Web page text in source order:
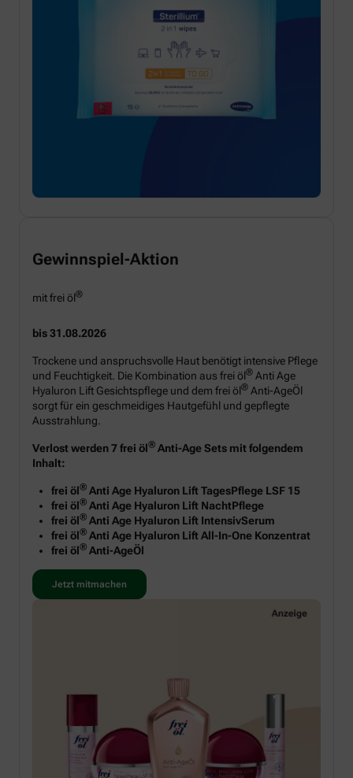
Gewinnspiel-Aktion
mit frei öl®
bis 31.08.2026
Trockene und anspruchsvolle Haut benötigt intensive Pflege
und Feuchtigkeit. Die Kombination aus frei öl® Anti Age
Hyaluron Lift Gesichtspflege und dem frei öl® Anti-AgeÖl
sorgt für ein geschmeidiges Hautgefühl und gepflegte
Ausstrahlung.
Verlost werden 7 frei öl® Anti-Age Sets mit folgendem
Inhalt:
frei öl® Anti Age Hyaluron Lift TagesPflege LSF 15
frei öl® Anti Age Hyaluron Lift NachtPflege
frei öl® Anti Age Hyaluron Lift IntensivSerum
frei öl® Anti Age Hyaluron Lift All-In-One Konzentrat
frei öl® Anti-AgeÖl
Jetzt mitmachen